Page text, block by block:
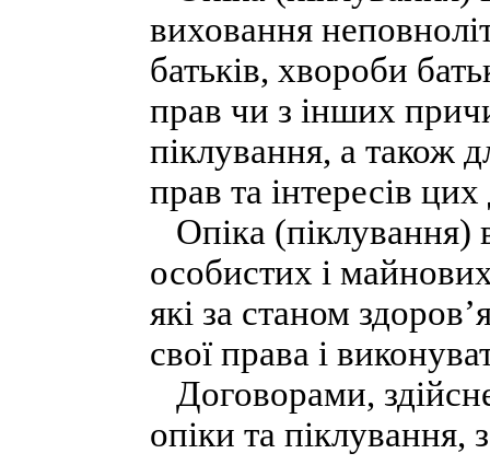
виховання
батьків, хвороби
прав чи з інших
піклування, а також
прав та інтересів цих
Опіка (піклування)
особистих і
які за станом
свої права і
Договорами,
опіки та піклування,